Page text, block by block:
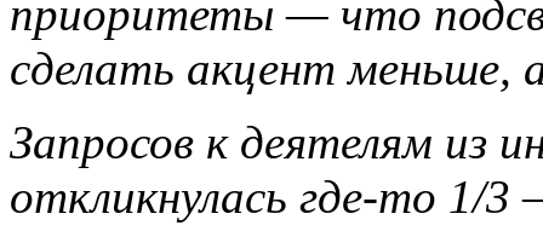
приоритеты — что
сделать акцент меньше,
Запросов к деятелям из
откликнулась где-то 1/